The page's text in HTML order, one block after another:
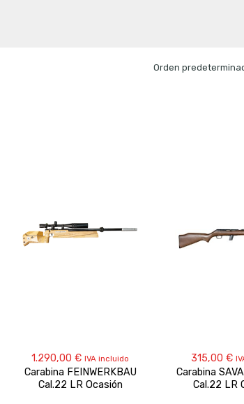
1.290,00€ IVA incluido
Carabina FEINWERKBAU
Cal.22 LR Ocasión
315,00 €
Carabina
Cal.22 LR